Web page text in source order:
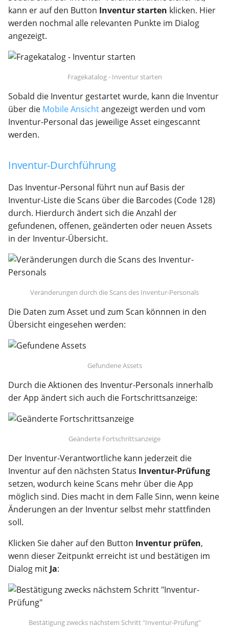
kann er auf den Button Inventur starten klicken. Hier
werden nochmal alle relevanten Punkte im Dialog
angezeigt.
Fragekatalog - Inventur starten
Sobald die Inventur gestartet wurde, kann die Inventur
über die Mobile Ansichtangezeigt werden und vom
Inventur-Personal das jeweilige Asset eingescannt
werden.
Inventur-Durchführung
Das Inventur-Personal führt nun auf Basis der
Inventur-Liste die Scans über die Barcodes (Code 128)
durch. Hierdurch ändert sich die Anzahl der
gefundenen, offenen, geänderten oder neuen Assets
in der Inventur-Übersicht.
Veränderungen durch die Scans des Inventur-Personals
Die Daten zum Asset und zum Scan könnnen in den
Übersicht eingesehen werden:
Gefundene Assets
Durch die Aktionen des Inventur-Personals innerhalb
der App ändert sich auch die Fortschrittsanzeige:
Geänderte Fortschrittsanzeige
Der Inventur-Verantwortliche kann jederzeit die
Inventur auf den nächsten Status Inventur-Prüfung
setzen, wodurch keine Scans mehr über die App
möglich sind. Dies macht in dem Falle Sinn, wenn keine
Änderungen an der Inventur selbst mehr stattfinden
soll.
Klicken Sie daher auf den Button Inventur prüfen,
wenn dieser Zeitpunkt erreicht ist und bestätigen im
Dialog mit Ja:
Bestätigung zwecks nächstem Schritt "Inventur-Prüfung"